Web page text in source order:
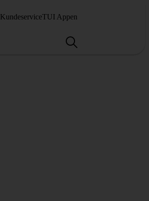
KundeserviceTUI Appen